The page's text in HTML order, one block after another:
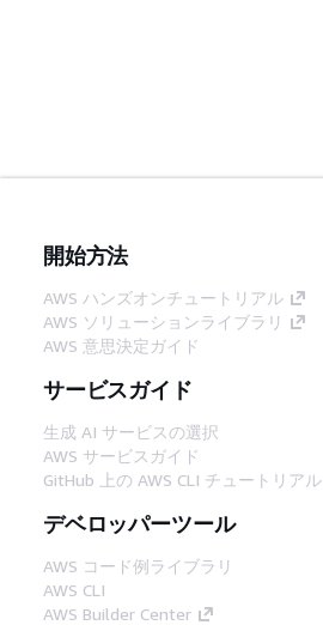
開始方法
AWS ハンズオンチュートリアル
AWS ソリューションライブラリ
AWS 意思決定ガイド
サービスガイド
生成 AI サービスの選択
AWS サービスガイド
GitHub 上の AWS CLI チュートリアル
デベロッパーツール
AWS コード例ライブラリ
AWS CLI
AWS Builder Center